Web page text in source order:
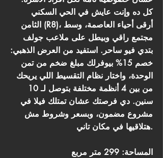
كل ده وإنت عايش في الحي السكني
الثامن (R8)، أرقى أحياء العاصمة، وسط
مجتمع راقي وبيطل على ملاعب جولف
بتدي فيو ساحر. استفيد من العرض الذهبي:
خصم 15% بيوفرلك مبلغ ضخم من تمن
الوحدة، واختار نظام التقسيط اللي يريحك
من بين 4 أنظمة مختلفة بتوصل لـ 10
سنين. دي فرصتك عشان تمتلك فيلا في
مشروع مضمون، وبسعر وشروط مش
هتلاقيها في مكان تاني.
المساحة: 299 متر مربع